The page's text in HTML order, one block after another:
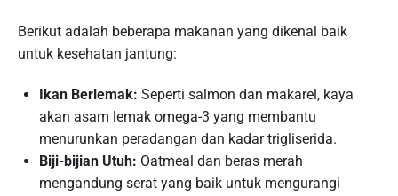
Berikut adalah beberapa makanan yang dikenal baik
untuk kesehatan jantung:
Ikan Berlemak: Seperti salmon dan makarel, kaya
akan asam lemak omega-3 yang membantu
menurunkan peradangan dan kadar trigliserida.
Biji-bijian Utuh: Oatmeal dan beras merah
mengandung serat yang baik untuk mengurangi